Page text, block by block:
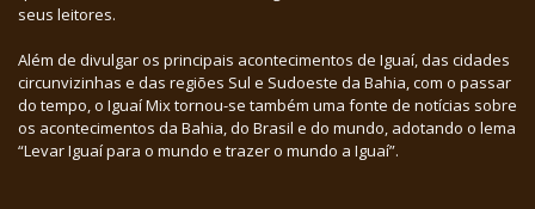
seus leitores.
Além de divulgar os principais acontecimentos de Iguaí, das cidades
circunvizinhas e das regiões Sul e Sudoeste da Bahia, com o passar
do tempo, o Iguaí Mix tornou-se também uma fonte de notícias sobre
os acontecimentos da Bahia, do Brasil e do mundo, adotando o lema
“Levar Iguaí para o mundo e trazer o mundo a Iguaí”.